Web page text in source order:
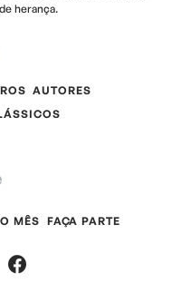
herança.
AUTORES
MÊS FAÇA PARTE